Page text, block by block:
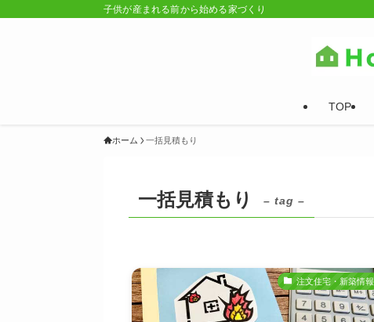
子供が産まれる前から始める家づくり
TOP
ホーム 一括見積もり
一括見積もり – tag –
注文住宅・新築情報